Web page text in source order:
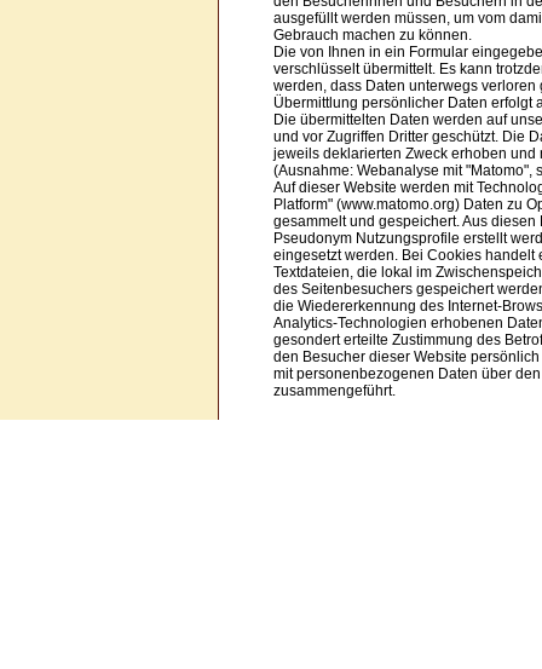
ausgefüllt werden müssen, um vom
Gebrauch machen zu können.
Die von Ihnen in ein Formular
verschlüsselt übermittelt. Es kann
werden, dass Daten unterwegs verloren
Übermittlung persönlicher Daten erfolgt
Die übermittelten Daten werden auf
und vor Zugriffen Dritter geschützt. Die
jeweils deklarierten Zweck erhoben und
(Ausnahme: Webanalyse mit "Matomo",
Auf dieser Website werden mit
Platform" (www.matomo.org) Daten zu
gesammelt und gespeichert. Aus
Pseudonym Nutzungsprofile erstellt
eingesetzt werden. Bei Cookies handelt
Textdateien, die lokal im
des Seitenbesuchers gespeichert
die Wiedererkennung des Internet-
Analytics-Technologien erhobenen
gesondert erteilte Zustimmung des
den Besucher dieser Website
mit personenbezogenen Daten über
zusammengeführt.